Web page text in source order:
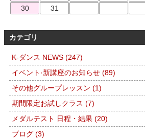
30
31
カテゴリ
K-ダンス NEWS (247)
イベント·新講座のお知らせ (89)
その他グループレッスン (1)
期間限定お試しクラス (7)
メダルテスト 日程・結果 (20)
ブログ (3)